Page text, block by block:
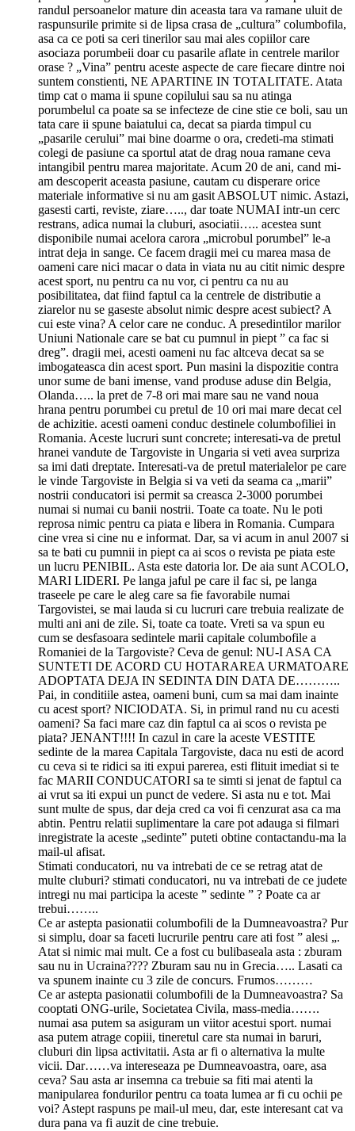
randul persoanelor mature din aceasta tara va ramane uluit de
raspunsurile primite si de lipsa crasa de „cultura” columbofila,
asa ca ce poti sa ceri tinerilor sau mai ales copiilor care
asociaza porumbeii doar cu pasarile aflate in centrele marilor
orase ? „Vina” pentru aceste aspecte de care fiecare dintre noi
suntem constienti, NE APARTINE IN TOTALITATE. Atata
timp cat o mama ii spune copilului sau sa nu atinga
porumbelul ca poate sa se infecteze de cine stie ce boli, sau un
tata care ii spune baiatului ca, decat sa piarda timpul cu
„pasarile cerului” mai bine doarme o ora, credeti-ma stimati
colegi de pasiune ca sportul atat de drag noua ramane ceva
intangibil pentru marea majoritate. Acum 20 de ani, cand mi-
am descoperit aceasta pasiune, cautam cu disperare orice
materiale informative si nu am gasit ABSOLUT nimic. Astazi,
gasesti carti, reviste, ziare….., dar toate NUMAI intr-un cerc
restrans, adica numai la cluburi, asociatii….. acestea sunt
disponibile numai acelora carora „microbul porumbel” le-a
intrat deja in sange. Ce facem dragii mei cu marea masa de
oameni care nici macar o data in viata nu au citit nimic despre
acest sport, nu pentru ca nu vor, ci pentru ca nu au
posibilitatea, dat fiind faptul ca la centrele de distributie a
ziarelor nu se gaseste absolut nimic despre acest subiect? A
cui este vina? A celor care ne conduc. A presedintilor marilor
Uniuni Nationale care se bat cu pumnul in piept ” ca fac si
dreg”. dragii mei, acesti oameni nu fac altceva decat sa se
imbogateasca din acest sport. Pun masini la dispozitie contra
unor sume de bani imense, vand produse aduse din Belgia,
Olanda….. la pret de 7-8 ori mai mare sau ne vand noua
hrana pentru porumbei cu pretul de 10 ori mai mare decat cel
de achizitie. acesti oameni conduc destinele columbofiliei in
Romania. Aceste lucruri sunt concrete; interesati-va de pretul
hranei vandute de Targoviste in Ungaria si veti avea surpriza
sa imi dati dreptate. Interesati-va de pretul materialelor pe care
le vinde Targoviste in Belgia si va veti da seama ca „marii”
nostrii conducatori isi permit sa creasca 2-3000 porumbei
numai si numai cu banii nostrii. Toate ca toate. Nu le poti
reprosa nimic pentru ca piata e libera in Romania. Cumpara
cine vrea si cine nu e informat. Dar, sa vi acum in anul 2007 si
sa te bati cu pumnii in piept ca ai scos o revista pe piata este
un lucru PENIBIL. Asta este datoria lor. De aia sunt ACOLO,
MARI LIDERI. Pe langa jaful pe care il fac si, pe langa
traseele pe care le aleg care sa fie favorabile numai
Targovistei, se mai lauda si cu lucruri care trebuia realizate de
multi ani ani de zile. Si, toate ca toate. Vreti sa va spun eu
cum se desfasoara sedintele marii capitale columbofile a
Romaniei de la Targoviste? Ceva de genul: NU-I ASA CA
SUNTETI DE ACORD CU HOTARAREA URMATOARE
ADOPTATA DEJA IN SEDINTA DIN DATA DE………..
Pai, in conditiile astea, oameni buni, cum sa mai dam inainte
cu acest sport? NICIODATA. Si, in primul rand nu cu acesti
oameni? Sa faci mare caz din faptul ca ai scos o revista pe
piata? JENANT!!!! In cazul in care la aceste VESTITE
sedinte de la marea Capitala Targoviste, daca nu esti de acord
cu ceva si te ridici sa iti expui parerea, esti flituit imediat si te
fac MARII CONDUCATORI sa te simti si jenat de faptul ca
ai vrut sa iti expui un punct de vedere. Si asta nu e tot. Mai
sunt multe de spus, dar deja cred ca voi fi cenzurat asa ca ma
abtin. Pentru relatii suplimentare la care pot adauga si filmari
inregistrate la aceste „sedinte” puteti obtine contactandu-ma la
mail-ul afisat.
Stimati conducatori, nu va intrebati de ce se retrag atat de
multe cluburi? stimati conducatori, nu va intrebati de ce judete
intregi nu mai participa la aceste ” sedinte ” ? Poate ca ar
trebui……..
Ce ar astepta pasionatii columbofili de la Dumneavoastra? Pur
si simplu, doar sa faceti lucrurile pentru care ati fost ” alesi „.
Atat si nimic mai mult. Ce a fost cu bulibaseala asta : zburam
sau nu in Ucraina???? Zburam sau nu in Grecia….. Lasati ca
va spunem inainte cu 3 zile de concurs. Frumos………
Ce ar astepta pasionatii columbofili de la Dumneavoastra? Sa
cooptati ONG-urile, Societatea Civila, mass-media…….
numai asa putem sa asiguram un viitor acestui sport. numai
asa putem atrage copiii, tineretul care sta numai in baruri,
cluburi din lipsa activitatii. Asta ar fi o alternativa la multe
vicii. Dar……va intereseaza pe Dumneavoastra, oare, asa
ceva? Sau asta ar insemna ca trebuie sa fiti mai atenti la
manipularea fondurilor pentru ca toata lumea ar fi cu ochii pe
voi? Astept raspuns pe mail-ul meu, dar, este interesant cat va
dura pana va fi auzit de cine trebuie.